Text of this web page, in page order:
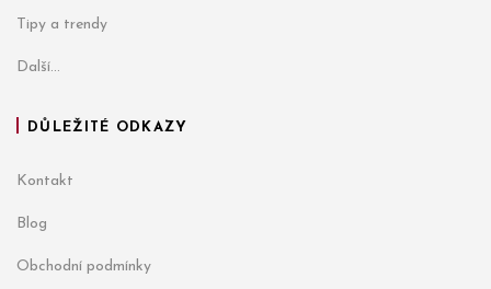
Tipy a trendy
Další...
DŮLEŽITÉ ODKAZY
Kontakt
Blog
Obchodní podmínky